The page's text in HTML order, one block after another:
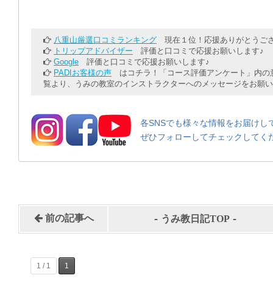
八重山厳選口コミランキング 現在１位！応援ありがとうご
トリップアドバイザー 評価と口コミで応援お願いします♪
Google 評価と口コミで応援お願いします♪
PADIお客様の声 はコチラ！「コース評価アンケート」内の
覧より、うみの教室のインストラクターへのメッセージをお願
各SNSでも様々な情報をお届けし
ぜひフォローしてチェックしてく
前の記事へ - うみ教日記TOP -
1 / 1 1